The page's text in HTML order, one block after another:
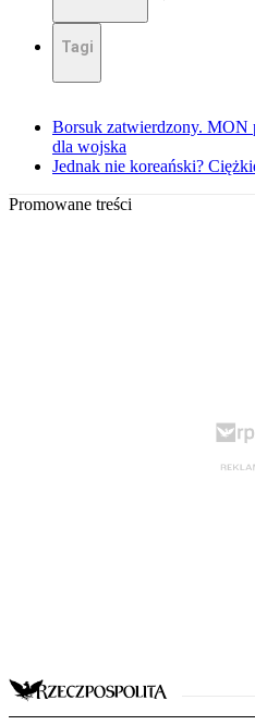
Tagi
Borsuk zatwierdzony. MON
dla wojska
Jednak nie koreański?
Promowane treści